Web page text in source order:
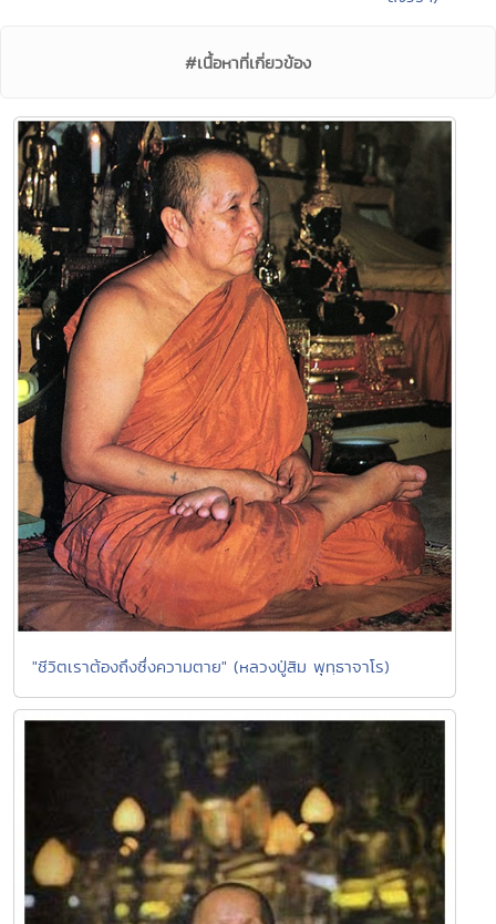
#เนื้อหาที่เกี่ยวข้อง
"ชีวิตเราต้องถึงซึ่งความตาย" (หลวงปู่สิม พุทฺธาจาโร)